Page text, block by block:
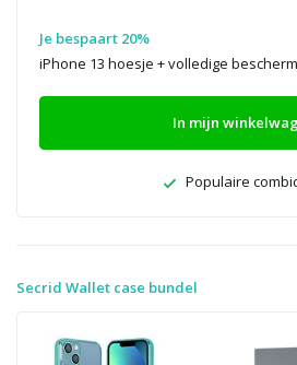
Je bespaart 20%
iPhone 13 hoesje + volledige
In mijn
Populaire
Secrid Wallet case bundel